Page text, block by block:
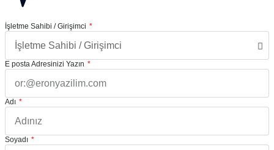
İşletme Sahibi / Girişimci
E posta Adresinizi Yazın
Adı
Soyadı